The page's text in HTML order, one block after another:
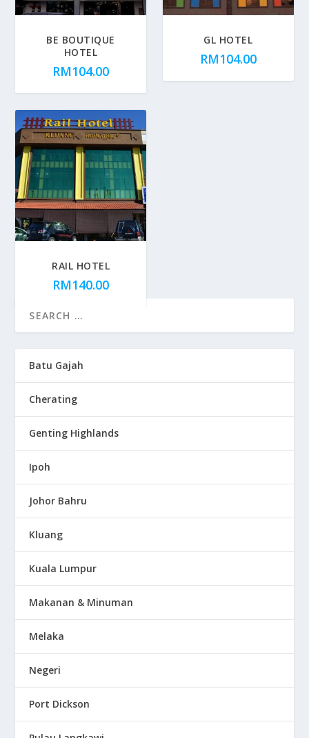
BE BOUTIQUE
HOTEL
RM104.00
GL HOTEL
RM104.00
RAIL HOTEL
RM140.00
Batu Gajah
Cherating
Genting Highlands
Ipoh
Johor Bahru
Kluang
Kuala Lumpur
Makanan & Minuman
Melaka
Negeri
Port Dickson